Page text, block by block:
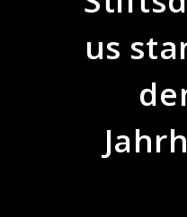
us